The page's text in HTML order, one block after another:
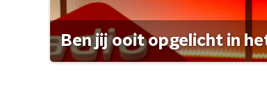
Ben jij ooit opgelicht in